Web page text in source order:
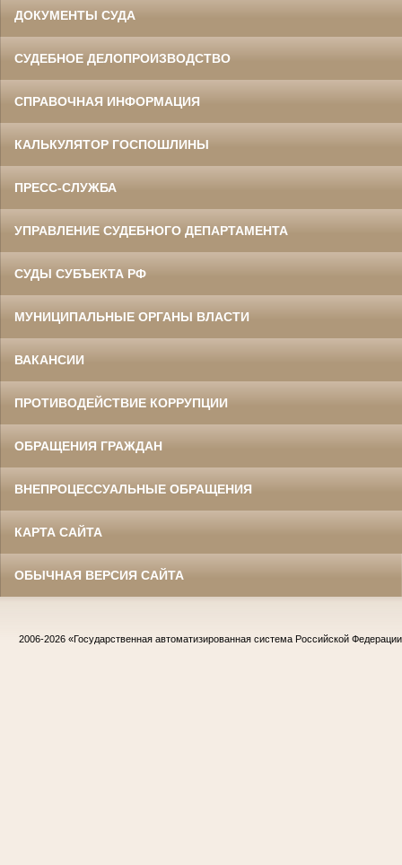
ДОКУМЕНТЫ СУДА
СУДЕБНОЕ ДЕЛОПРОИЗВОДСТВО
СПРАВОЧНАЯ ИНФОРМАЦИЯ
КАЛЬКУЛЯТОР ГОСПОШЛИНЫ
ПРЕСС-СЛУЖБА
УПРАВЛЕНИЕ СУДЕБНОГО ДЕПАРТАМЕНТА
СУДЫ СУБЪЕКТА РФ
МУНИЦИПАЛЬНЫЕ ОРГАНЫ ВЛАСТИ
ВАКАНСИИ
ПРОТИВОДЕЙСТВИЕ КОРРУПЦИИ
ОБРАЩЕНИЯ ГРАЖДАН
ВНЕПРОЦЕССУАЛЬНЫЕ ОБРАЩЕНИЯ
КАРТА САЙТА
ОБЫЧНАЯ ВЕРСИЯ САЙТА
2006-2026 «Государственная автоматизированная система Российской